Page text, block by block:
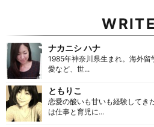
ナカニシ ハナ
1985年神奈川県生まれ。海外
愛など、世...
ともりこ
恋愛の酸いも甘いも経験してき
は仕事と育児に...